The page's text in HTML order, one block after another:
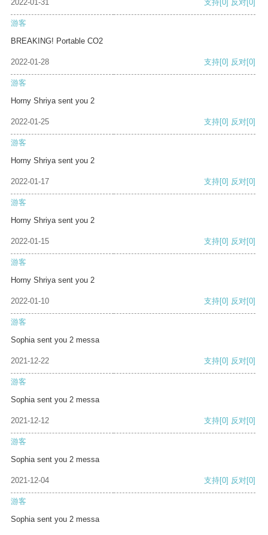
2022-01-31 支持[0] 反对[0]
游客
BREAKING! Portable CO2
2022-01-28 支持[0] 反对[0]
游客
Horny Shriya sent you 2
2022-01-25 支持[0] 反对[0]
游客
Horny Shriya sent you 2
2022-01-17 支持[0] 反对[0]
游客
Horny Shriya sent you 2
2022-01-15 支持[0] 反对[0]
游客
Horny Shriya sent you 2
2022-01-10 支持[0] 反对[0]
游客
Sophia sent you 2 messa
2021-12-22 支持[0] 反对[0]
游客
Sophia sent you 2 messa
2021-12-12 支持[0] 反对[0]
游客
Sophia sent you 2 messa
2021-12-04 支持[0] 反对[0]
游客
Sophia sent you 2 messa